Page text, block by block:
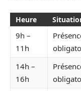
Heure
9h –
11h
14h –
16h